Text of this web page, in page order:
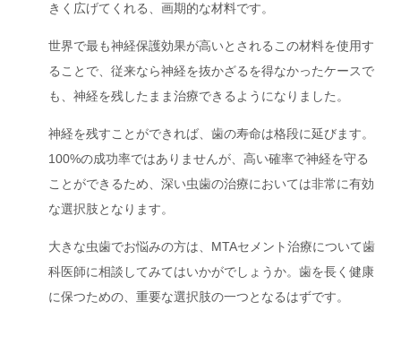
きく広げてくれる、画期的な材料です。
世界で最も神経保護効果が高いとされるこの材料を使用す
ることで、従来なら神経を抜かざるを得なかったケースで
も、神経を残したまま治療できるようになりました。
神経を残すことができれば、歯の寿命は格段に延びます。
100%の成功率ではありませんが、高い確率で神経を守る
ことができるため、深い虫歯の治療においては非常に有効
な選択肢となります。
大きな虫歯でお悩みの方は、MTAセメント治療について歯
科医師に相談してみてはいかがでしょうか。歯を長く健康
に保つための、重要な選択肢の一つとなるはずです。